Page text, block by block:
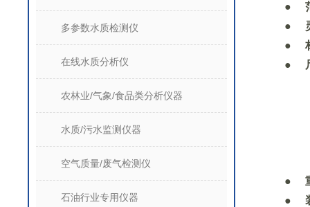
多参数水质检测仪
在线水质分析仪
农林业/气象/食品类分析仪器
水质/污水监测仪器
空气质量/废气检测仪
石油行业专用仪器
●
●
●
●
●
●